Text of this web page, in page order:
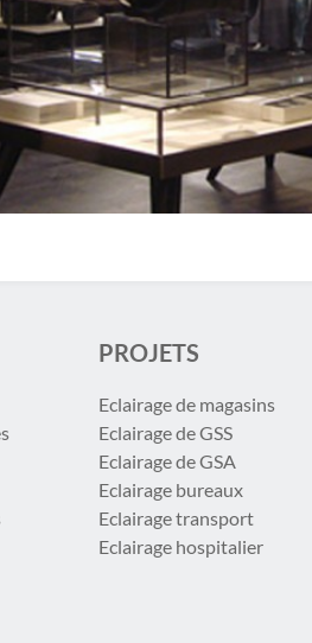
PROJETS
Eclairage de magasins
Eclairage de GSS
Eclairage de GSA
Eclairage bureaux
Eclairage transport
Eclairage hospitalier